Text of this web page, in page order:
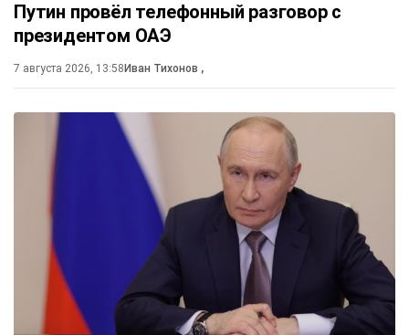
Путин провёл телефонный разговор с
президентом ОАЭ
7 августа 2026, 13:58 Иван Тихонов ,